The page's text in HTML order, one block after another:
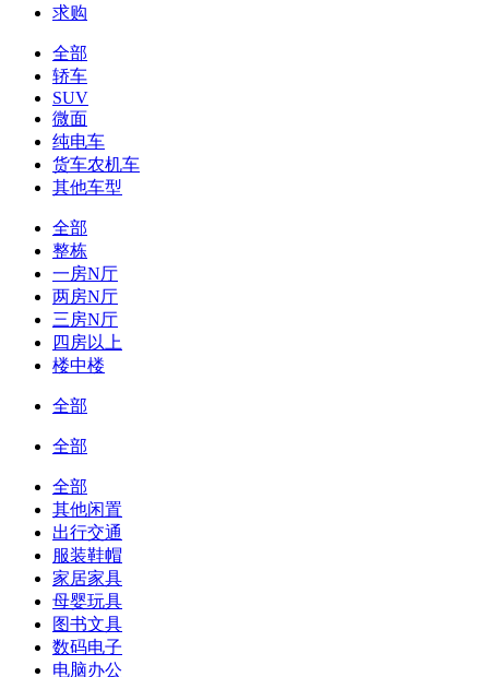
求购
全部
轿车
SUV
微面
纯电车
货车农机车
其他车型
全部
整栋
一房N厅
两房N厅
三房N厅
四房以上
楼中楼
全部
全部
全部
其他闲置
出行交通
服装鞋帽
家居家具
母婴玩具
图书文具
数码电子
电脑办公